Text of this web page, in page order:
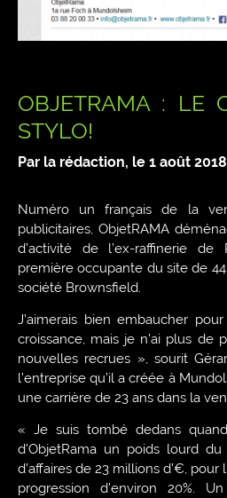
OBJETRAMA : LE
STYLO!
Par la rédaction, le 1 août 2018
Numéro un français de la
publicitaires, ObjetRAMA
d’activité de l’ex-raffinerie
première occupante du site de
société Brownsfield.
J’aimerais bien embaucher
croissance, mais je n’ai plus de
nouvelles recrues », sourit
l’entreprise qu’il a créée à
une carrière de 23 ans dans la
« Je suis tombé dedans
d’ObjetRama un poids lourd
d’affaires de 23 millions d’€, pour
progression d’environ 20%.